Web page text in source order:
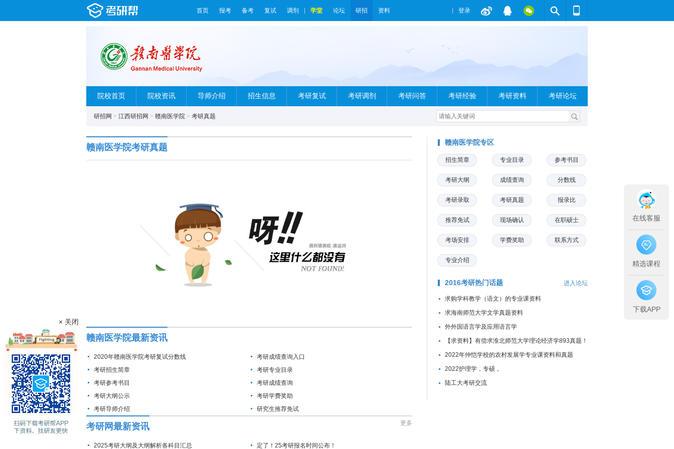
首页 报考 备考 复试 调剂 学堂 论坛 研招 资料 登录
院校首页 院校资讯 导师介绍 招生信息 考研复试 考研调剂 考研问答 考研经验 考研资料 考研论坛
研招网 > 江西研招网 > 赣南医学院 > 考研真题
赣南医学院考研真题
赣南医学院最新资讯
2020年赣南医学院考研复试分数线
考研成绩查询入口
考研招生简章
考研专业目录
考研参考书目
考研成绩查询
考研大纲公示
考研学费奖助
考研导师介绍
研究生推荐免试
考研网最新资讯 更多
2025考研大纲及大纲解析各科目汇总 定了！25考研报名时间公布！
赣南医学院专区
招生简章 专业目录 参考书目
考研大纲 成绩查询 分数线
考研录取 考研真题 报录比
推荐免试 现场确认 在职硕士
考场安排 学费奖助 联系方式
专业介绍
2016考研热门话题 进入论坛
求购学科教学（语文）的专业课资料
求海南师范大学文学真题资料
外外国语言学及应用语言学
【求资料】有偿求淮北师范大学理论经济学893真题！
2022年仲恺学校的农村发展学专业课资料和真题
2022护理学，专硕，
陆工大考研交流
× 关闭
在线客服
精选课程
下载APP